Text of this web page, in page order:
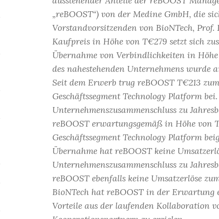
„reBOOST“) von der Medine GmbH, die
Vorstandvorsitzenden von BioNTech,
Kaufpreis in Höhe von T€279 setzt sich
Übernahme von Verbindlichkeiten in
des nahestehenden Unternehmens wurde
Seit dem Erwerb trug reBOOST T€213
Geschäftssegment Technology Platform
Unternehmenszusammenschluss zu
reBOOST erwartungsgemäß in Höhe von
Geschäftssegment Technology Platform
Übernahme hat reBOOST keine
Unternehmenszusammenschluss zu
reBOOST ebenfalls keine Umsatzerlöse
BioNTech hat reBOOST in der Erwartung
Vorteile aus der laufenden Kollaboration